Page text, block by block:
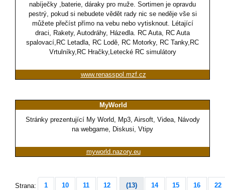
nabíječky ,baterie, dáraky pro muže. Sortimen je opravdu
pestrý, pokud si nebudete vědět rady nic se neděje vše si
můžete přečíst přímo na vebu nebo vytisknout. Létající
draci, Rakety, Autodráhy, Házedla. RC Auta, RC Auta
spalovací,RC Letadla, RC Lodě, RC Motorky, RC Tanky,RC
Vrtulníky,RC Hračky,Letecké RC simulátory
www.renasspol.mzf.cz
MyWorld
Stránky prezentující My World, Mp3, Airsoft, Videa, Návody
na webgame, Diskusi, Vtipy
myworld.nazory.eu
Strana: 1 10 11 12 (13) 14 15 16 22